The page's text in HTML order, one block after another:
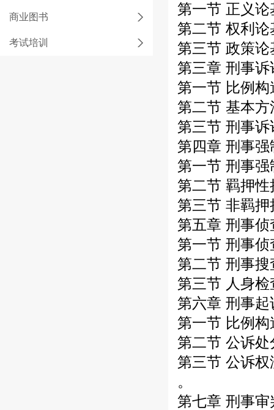
商业图书
考试培训
第一节 正义
第二节 权利
第三节 政策
第三章 刑事
第一节 比例
第二节 基本
第三节 刑事
第四章 刑事
第一节 刑事
第二节 羁押
第三节 非羁
第五章 刑事
第一节 刑事
第二节 刑事
第三节 人身
第六章 刑事
第一节 比例
第二节 公诉
第三节 公诉
。
第七章 刑事